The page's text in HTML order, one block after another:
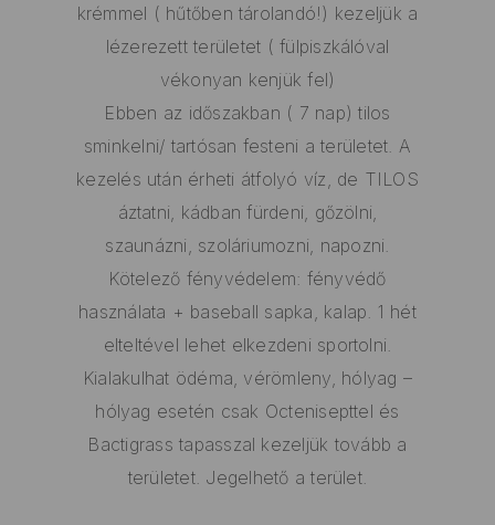
krémmel ( hűtőben tárolandó!) kezeljük a
lézerezett területet ( fülpiszkálóval
vékonyan kenjük fel)
Ebben az időszakban ( 7 nap) tilos
sminkelni/ tartósan festeni a területet. A
kezelés után érheti átfolyó víz, de TILOS
áztatni, kádban fürdeni, gőzölni,
szaunázni, szoláriumozni, napozni.
Kötelező fényvédelem: fényvédő
használata + baseball sapka, kalap. 1 hét
elteltével lehet elkezdeni sportolni.
Kialakulhat ödéma, vérömleny, hólyag –
hólyag esetén csak Octenisepttel és
Bactigrass tapasszal kezeljük tovább a
területet. Jegelhető a terület.